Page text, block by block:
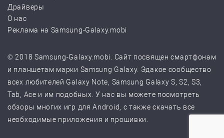
Драйверы
О нас
Реклама на Samsung-Galaxy.mobi
© 2018 Samsung-Galaxy.mobi. Сайт посвящен смартфонам
и планшетам марки Samsung Galaxy. Эдакое сообщество
всех любителей Galaxy Note, Samsung Galaxy S, S2, S3,
Tab, Ace и им подобных. У нас вы можете посмотреть
обзоры многих игр для Android, с также скачать все
необходимые приложения и прошивки.